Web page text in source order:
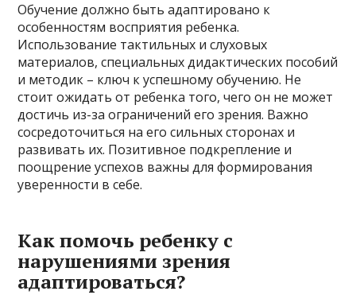
Обучение должно быть адаптировано к
особенностям восприятия ребенка.
Использование тактильных и слуховых
материалов, специальных дидактических пособий
и методик – ключ к успешному обучению. Не
стоит ожидать от ребенка того, чего он не может
достичь из-за ограничений его зрения. Важно
сосредоточиться на его сильных сторонах и
развивать их. Позитивное подкрепление и
поощрение успехов важны для формирования
уверенности в себе.
Как помочь ребенку с
нарушениями зрения
адаптироваться?